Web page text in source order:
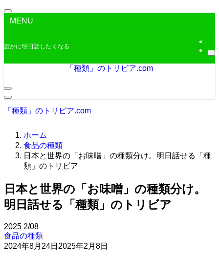
MENU
誰かに明日話したくなる
「種類」のトリビア.com
「種類」のトリビア.com
ホーム
食品の種類
日本と世界の「お味噌」の種類分け。明日話せる「種
類」のトリビア
日本と世界の「お味噌」の種類分け。
明日話せる「種類」のトリビア
2025 2/08
食品の種類
2024年8月24日 2025年2月8日